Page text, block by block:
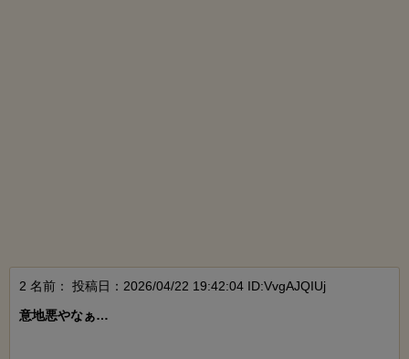
2 名前：
投稿日：2026/04/22 19:42:04 ID:VvgAJQIUj
意地悪やなぁ…